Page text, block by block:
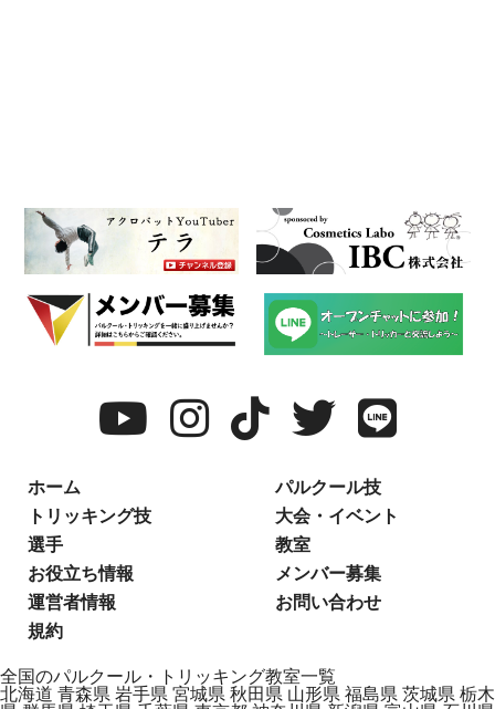
ホーム
パルクール技
トリッキング技
大会・イベント
選手
教室
お役立ち情報
メンバー募集
運営者情報
お問い合わせ
規約
全国のパルクール・トリッキング教室一覧
北海道 青森県 岩手県 宮城県 秋田県 山形県 福島県 茨城県 栃木